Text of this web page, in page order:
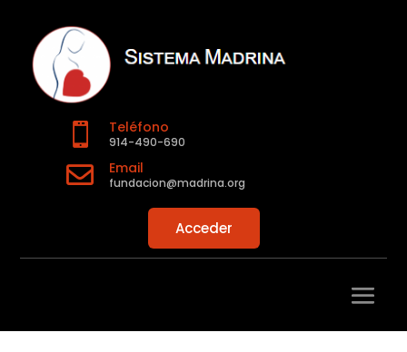
 Teléfono
914-490-690
 Email
fundacion@madrina.org
Acceder